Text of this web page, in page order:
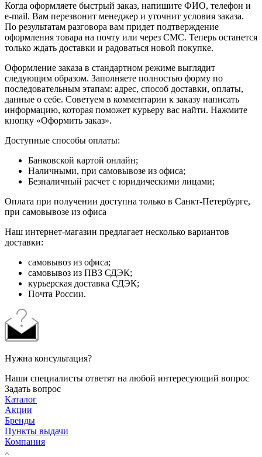
Когда оформляете быстрый заказ, напишите ФИО, телефон и
e-mail. Вам перезвонит менеджер и уточнит условия заказа.
По результатам разговора вам придет подтверждение
оформления товара на почту или через СМС. Теперь останется
только ждать доставки и радоваться новой покупке.
Оформление заказа в стандартном режиме выглядит
следующим образом. Заполняете полностью форму по
последовательным этапам: адрес, способ доставки, оплаты,
данные о себе. Советуем в комментарии к заказу написать
информацию, которая поможет курьеру вас найти. Нажмите
кнопку «Оформить заказ».
Доступные способы оплаты:
Банковской картой онлайн;
Наличными, при самовывозе из офиса;
Безналичный расчет с юридическими лицами;
Оплата при получении доступна только в Санкт-Петербурге,
при самовывозе из офиса
Наш интернет-магазин предлагает несколько вариантов
доставки:
самовывоз из офиса;
самовывоз из ПВЗ СДЭК;
курьерская доставка СДЭК;
Почта России.
Нужна консультация?
Наши специалисты ответят на любой интересующий вопрос
Задать вопрос
Каталог
Акции
Бренды
Пункты выдачи
Компания